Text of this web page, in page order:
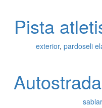
Pista
exterior, pardoseli